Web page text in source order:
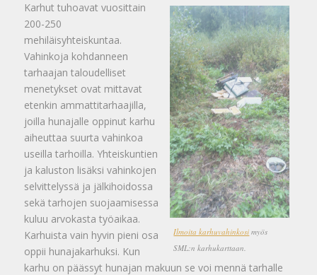
Ilmoita karhuvahinkosi myös
SML:n karhukarttaan.
Karhut tuhoavat vuosittain
200-250
mehiläisyhteiskuntaa.
Vahinkoja kohdanneen
tarhaajan taloudelliset
menetykset ovat mittavat
etenkin ammattitarhaajilla,
joilla hunajalle oppinut karhu
aiheuttaa suurta vahinkoa
useilla tarhoilla. Yhteiskuntien
ja kaluston lisäksi vahinkojen
selvittelyssä ja jälkihoidossa
sekä tarhojen suojaamisessa
kuluu arvokasta työaikaa.
Karhuista vain hyvin pieni osa
oppii hunajakarhuksi. Kun
karhu on päässyt hunajan makuun se voi mennä tarhalle